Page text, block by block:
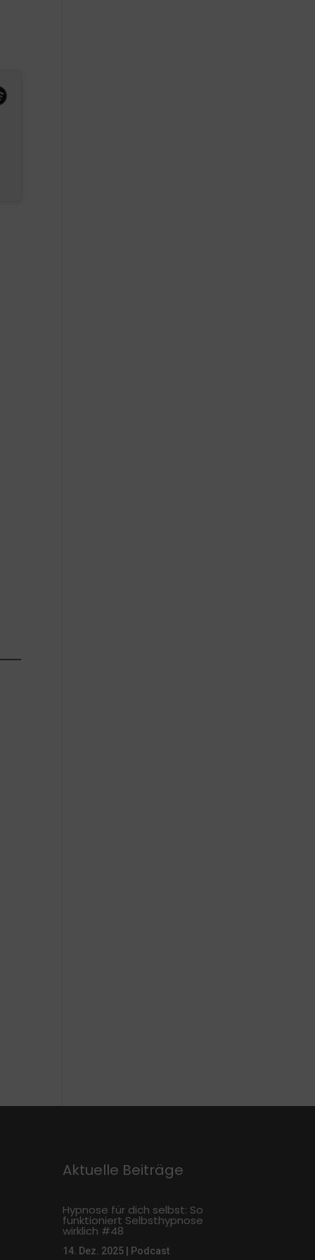
Aktuelle Beiträge
Hypnose für dich selbst: So
funktioniert Selbsthypnose
wirklich #48
14. Dez. 2025 Podcast